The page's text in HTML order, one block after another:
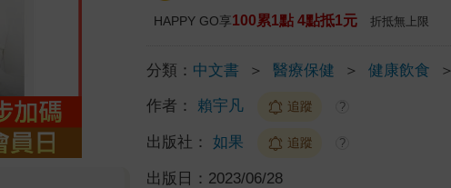
HAPPY GO享100累1點 4點抵1元 折抵無上限
分類： 中文書 ＞ 醫療保健 ＞ 健康飲食 ＞
作者： 賴宇凡 追蹤 ?
出版社： 如果 追蹤 ?
出版日： 2023/06/28